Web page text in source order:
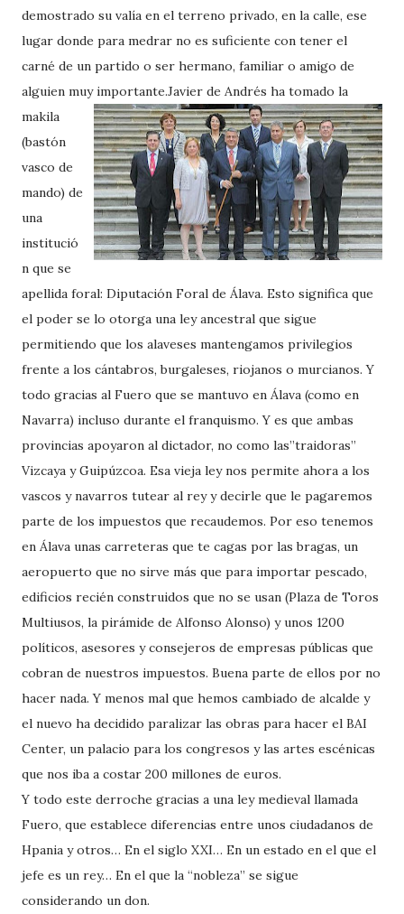
demostrado su valía en el terreno privado, en la calle, ese
lugar donde para medrar no es suficiente con tener el
carné de un partido o ser hermano, familiar o amigo de
alguien muy importante.Javier de Andrés ha tomado la
makila
(bastón
vasco de
mando) de
una
institució
n que se
apellida foral: Diputación Foral de Álava. Esto significa que
el poder se lo otorga una ley ancestral que sigue
permitiendo que los alaveses mantengamos privilegios
frente a los cántabros, burgaleses, riojanos o murcianos. Y
todo gracias al Fuero que se mantuvo en Álava (como en
Navarra) incluso durante el franquismo. Y es que ambas
provincias apoyaron al dictador, no como las”traidoras”
Vizcaya y Guipúzcoa. Esa vieja ley nos permite ahora a los
vascos y navarros tutear al rey y decirle que le pagaremos
parte de los impuestos que recaudemos. Por eso tenemos
en Álava unas carreteras que te cagas por las bragas, un
aeropuerto que no sirve más que para importar pescado,
edificios recién construidos que no se usan (Plaza de Toros
Multiusos, la pirámide de Alfonso Alonso) y unos 1200
políticos, asesores y consejeros de empresas públicas que
cobran de nuestros impuestos. Buena parte de ellos por no
hacer nada. Y menos mal que hemos cambiado de alcalde y
el nuevo ha decidido paralizar las obras para hacer el BAI
Center, un palacio para los congresos y las artes escénicas
que nos iba a costar 200 millones de euros.
Y todo este derroche gracias a una ley medieval llamada
Fuero, que establece diferencias entre unos ciudadanos de
Hpania y otros… En el siglo XXI… En un estado en el que el
jefe es un rey… En el que la “nobleza” se sigue
considerando un don.